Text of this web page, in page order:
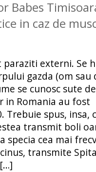
Babes
in caz de
paraziti externi. Se
gazda (om sau
se cunosc sute
in Romania au fost
Trebuie spus, insa,
transmit boli
specia cea mai
transmite